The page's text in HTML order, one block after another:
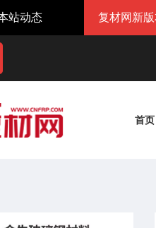
站动态 复材网新
首页